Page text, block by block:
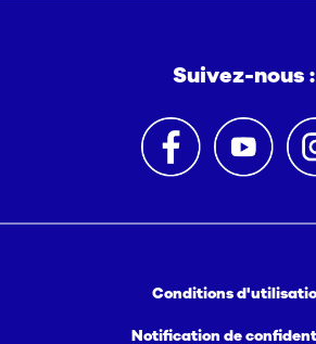
Suivez-nous :
Conditions
Notification de